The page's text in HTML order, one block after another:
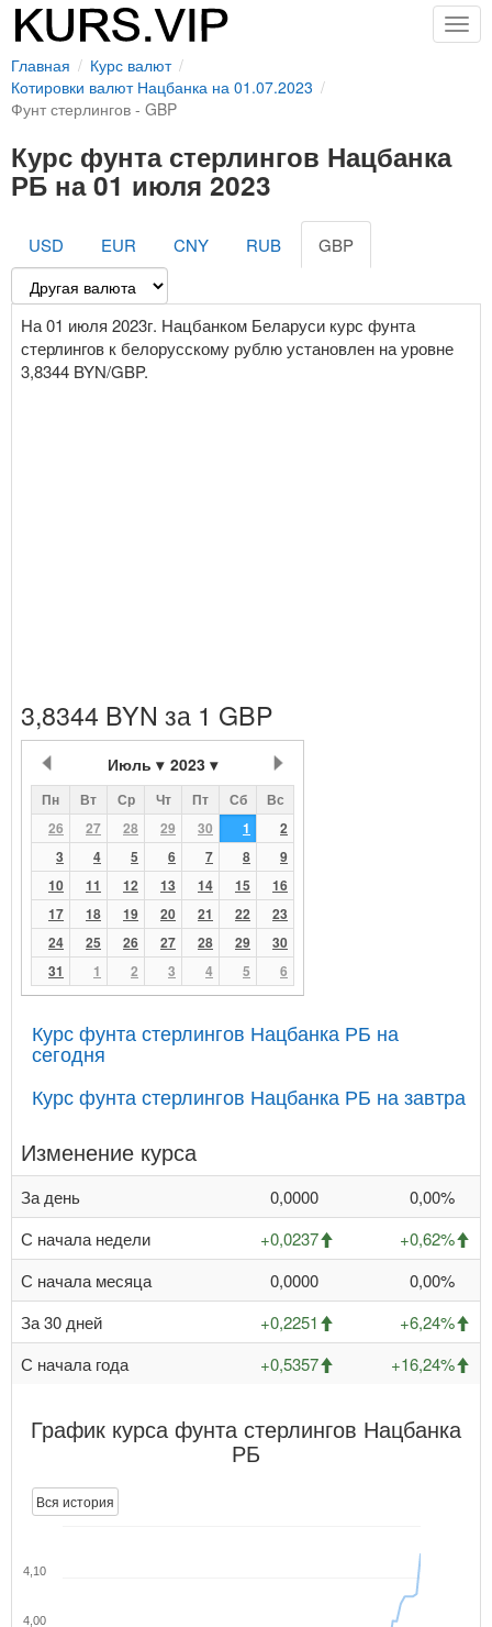
Главная
Курс валют
Котировки валют Нацбанка на 01.07.2023
Фунт стерлингов - GBP
Курс фунта стерлингов Нацбанка
РБ на 01 июля 2023
USD EUR CNY RUB GBP
На 01 июля 2023г. Нацбанком Беларуси курс фунта
стерлингов к белорусскому рублю установлен на уровне
3,8344 BYN/GBP.
3,8344 BYN за 1 GBP
Июль 2023
Пн Вт Ср Чт Пт Сб
Вс
26
27 28 29 30 1
2
3
4 5 6 7 8
9
10
11 12 13 14 15
16
17
18 19 20 21 22
23
24
25 26 27 28 29
30
31
1 2 3 4 5 6
Курс фунта стерлингов Нацбанка РБ на
сегодня
Курс фунта стерлингов Нацбанка РБ на завтра
Изменение курса
За день 0,0000
0,00%
С начала недели
+0,0237
+0,62%
С начала месяца
0,0000
0,00%
За 30 дней
+0,2251
+6,24%
С начала года
+0,5357 +16,24%
График курса фунта стерлингов Нацбанка
РБ
Вся история
4,00
4,10